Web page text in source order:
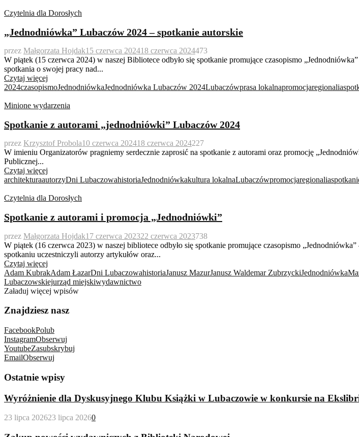
Czytelnia dla Dorosłych
„Jednodniówka” Lubaczów 2024 – spotkanie autorskie
przez Małgorzata Hojdak15 czerwca 202418 czerwca 2024473
W piątek (15 czerwca 2024) w naszej Bibliotece odbyło się spotkanie promujące czasopismo
spotkania o swojej pracy nad...
Czytaj więcej
2024czasopismoJednodniówkaJednodniówka Lubaczów 2024Lubaczówprasa lokalnapromocjaregionalia
Minione wydarzenia
Spotkanie z autorami „jednodniówki” Lubaczów 2024
przez Krzysztof Probola10 czerwca 202418 czerwca 2024227
W imieniu Organizatorów pragniemy serdecznie zaprosić na spotkanie z autorami oraz promocję
Publicznej...
Czytaj więcej
architekturaautorzyDni LubaczowahistoriaJednodniówkakultura lokalnaLubaczówpromocjaregionalia
Czytelnia dla Dorosłych
Spotkanie z autorami i promocja „Jednodniówki”
przez Małgorzata Hojdak17 czerwca 202322 czerwca 2023738
W piątek (16 czerwca 2023) w naszej bibliotece odbyło się spotkanie promujące czasopismo
spotkaniu uczestniczyli autorzy artykułów oraz...
Czytaj więcej
Adam KubrakAdam ŁazarDni LubaczowahistoriaJanusz MazurJanusz Waldemar ZubrzyckiJednodniówka
Lubaczowskiejurząd miejskiwydawnictwo
Załaduj więcej wpisów
Znajdziesz nasz
FacebookPolub
InstagramObserwuj
YoutubeZasubskrybuj
EmailObserwuj
Ostatnie wpisy
Wyróżnienie dla Dyskusyjnego Klubu Książki w Lubaczowie w konkursie na
23 lipca 202623 lipca 20260